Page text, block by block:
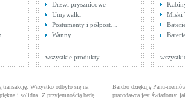
Drzwi prysznicowe
Umywalki
Postumenty i półpost…
Wanny
wszystkie produkty
Miski
transakcję. Wszystko odbyło się na
i solidna. Z przyjemnością będę
Bardzo dziękuję Panu-
pracodawca jest świadomy,